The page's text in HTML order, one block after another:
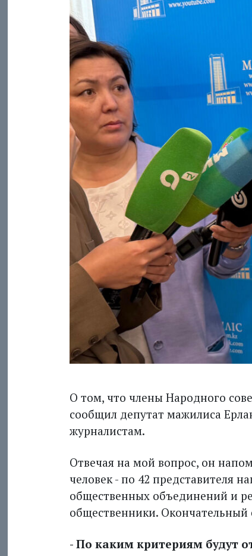
О том, что члены Народного
сообщил депутат мажилиса
журналистам.
Отвечая на мой вопрос, он
человек - по 42 представителя
общественных объединений и
общественники. Окончательный
- По каким критериям будут